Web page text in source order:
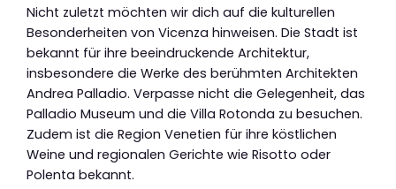
Nicht zuletzt möchten wir dich auf die kulturellen
Besonderheiten von Vicenza hinweisen. Die Stadt ist
bekannt für ihre beeindruckende Architektur,
insbesondere die Werke des berühmten Architekten
Andrea Palladio. Verpasse nicht die Gelegenheit, das
Palladio Museum und die Villa Rotonda zu besuchen.
Zudem ist die Region Venetien für ihre köstlichen
Weine und regionalen Gerichte wie Risotto oder
Polenta bekannt.